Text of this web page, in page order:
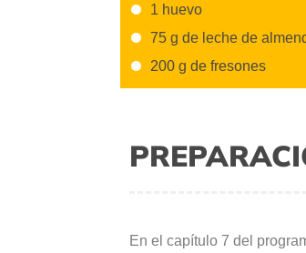
1 huevo
75 g de leche de
200 g de fresones
En el capítulo 7 del